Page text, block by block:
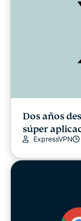
Dos años
súper
ExpressVPN